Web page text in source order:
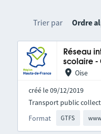
Trier par Ordre
Réseau
scolaire -
Oise
créé le 09/12/2019
Format GTFS
Transport public